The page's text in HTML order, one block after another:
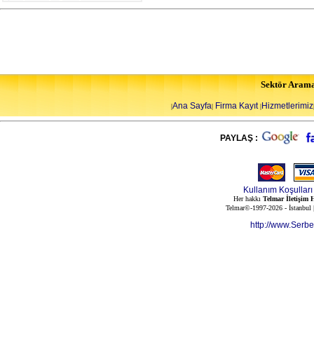
Sektör
|Ana Sayfa| Firma Kayıt|Hizmetlerimiz|
PAYLAŞ :
Kullanım Koşulları
Her hakkı Telmar İletişim
Telmar©-1997-2026 -
http://